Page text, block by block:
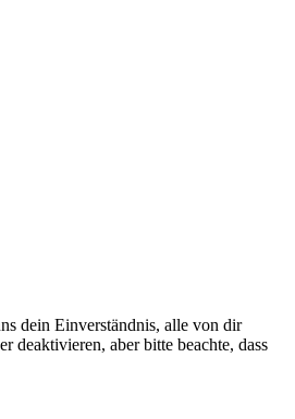
dein Einverständnis, alle von dir
deaktivieren, aber bitte beachte, dass